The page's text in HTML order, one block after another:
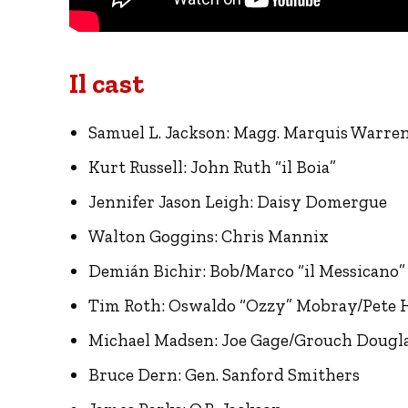
Il cast
Samuel L. Jackson: Magg. Marquis
Kurt Russell: John Ruth “il Boia”
Jennifer Jason Leigh: Daisy Domergue
Walton Goggins: Chris Mannix
Demián Bichir: Bob/Marco “il Messicano”
Tim Roth: Oswaldo “Ozzy” Mobray/Pete
Michael Madsen: Joe Gage/Grouch
Bruce Dern: Gen. Sanford Smithers